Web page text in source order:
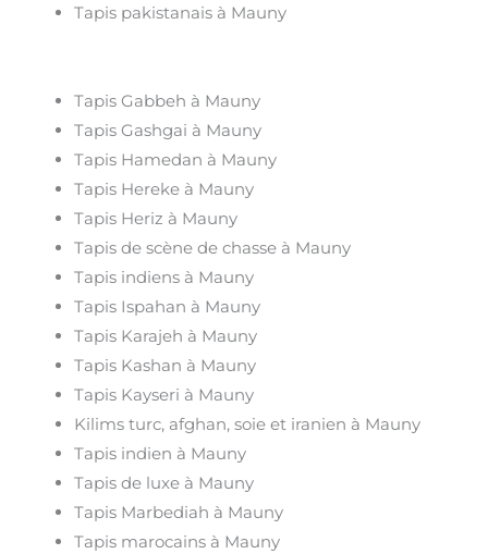
Tapis pakistanais à Mauny
Tapis Gabbeh à Mauny
Tapis Gashgai à Mauny
Tapis Hamedan à Mauny
Tapis Hereke à Mauny
Tapis Heriz à Mauny
Tapis de scène de chasse à Mauny
Tapis indiens à Mauny
Tapis Ispahan à Mauny
Tapis Karajeh à Mauny
Tapis Kashan à Mauny
Tapis Kayseri à Mauny
Kilims turc, afghan, soie et iranien à Mauny
Tapis indien à Mauny
Tapis de luxe à Mauny
Tapis Marbediah à Mauny
Tapis marocains à Mauny